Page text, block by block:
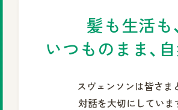
髪も生活も、
いつものまま、自
スヴェンソンは皆さま
対話を大切にしていま